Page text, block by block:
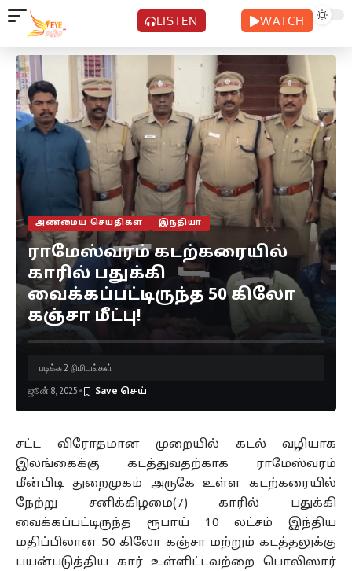
LISTEN WATCH
அண்மைய செய்திகள் இந்தியா
ராமேஸ்வரம் கடற்கரையில்
காரில் பதுக்கி
வைக்கப்பட்டிருந்த 50 கிலோ
கஞ்சா மீட்பு!
ஜூன் 8, 2025
படிக்க 2 நிமிடங்கள்
சட்ட விரோதமான முறையில் கடல் வழியாக
இலங்கைக்கு கடத்துவதற்காக ராமேஸ்வரம்
மீன்பிடி துறைமுகம் அருகே உள்ள கடற்கரையில்
நேற்று சனிக்கிழமை(7) காரில் பதுக்கி
வைக்கப்பட்டிருந்த ரூபாய் 10 லட்சம் இந்திய
மதிப்பிலான 50 கிலோ கஞ்சா மற்றும் கடத்தலுக்கு
பயன்படுத்திய கார் உள்ளிட்டவற்றை பொலிஸார்